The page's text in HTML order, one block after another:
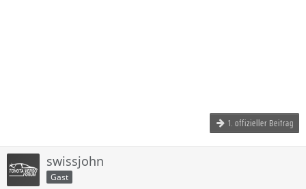
1. offizieller Beitrag
swissjohn
Gast